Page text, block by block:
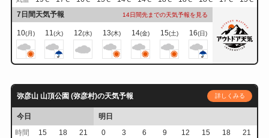
7日間天気予報 14日間先までの天気予報を見る
10(月) 11(火) 12(水) 13(木) 14(金) 15(土) 16(日)
弥彦山 山頂公園 (弥彦村)の天気予報 詳しくみる
今日
明日
時間
15 18 21 0 3 6 9 12 15 18
21